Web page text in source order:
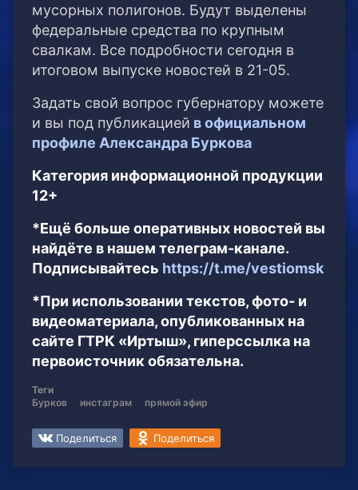
мусорных полигонов. Будут выделены
федеральные средства по крупным
свалкам. Все подробности сегодня в
итоговом выпуске новостей в 21-05.
Задать свой вопрос губернатору можете
и вы под публикацией в официальном
профиле Александра Буркова
Категория информационной продукции
12+
*Ещё больше оперативных новостей вы
найдёте в нашем телеграм-канале.
Подписывайтесь https://t.me/vestiomsk
*При использовании текстов, фото- и
видеоматериала, опубликованных на
сайте ГТРК «Иртыш», гиперссылка на
первоисточник обязательна.
Теги
Бурков
инстаграм прямой эфир
Поделиться Поделиться